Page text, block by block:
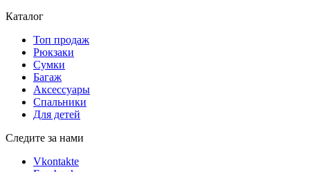
Каталог
Топ продаж
Рюкзаки
Сумки
Багаж
Аксессуары
Спальники
Для детей
Следите за нами
Vkontakte